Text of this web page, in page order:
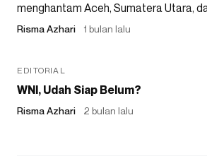
menghantam Aceh, Sumatera Utara,
Risma Azhari 1 bulan lalu
EDITORIAL
WNI, Udah Siap Belum?
Risma Azhari 2 bulan lalu